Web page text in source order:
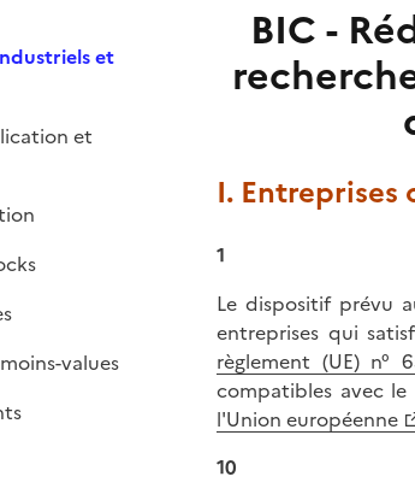
et
et
values
BIC -
I. Entreprises
1
Le dispositif prévu
entreprises qui
règlement (UE) n°
compatibles avec
l'Union européenne
10